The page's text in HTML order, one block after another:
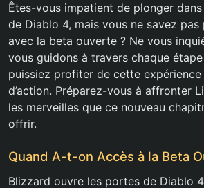
Êtes-vous impatient de plonger dans
de Diablo 4, mais vous ne savez
avec la beta ouverte ? Ne vous
vous guidons à travers chaque
puissiez profiter de cette
d’action. Préparez-vous à affronter
les merveilles que ce nouveau
offrir.
Quand A-t-on Accès à la Beta
Blizzard ouvre les portes de Diablo